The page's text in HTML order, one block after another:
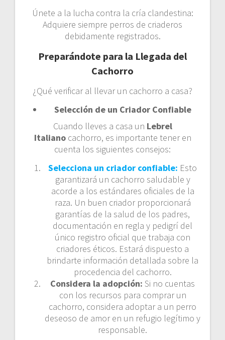
Únete a la lucha contra la cría clandestina:
Adquiere siempre perros de criaderos
debidamente registrados.
Preparándote para la Llegada del
Cachorro
¿Qué verificar al llevar un cachorro a casa?
Selección de un Criador Confiable
Cuando lleves a casa un Lebrel
Italianocachorro, es importante tener en
cuenta los siguientes consejos:
Selecciona un criador confiable: Esto
garantizará un cachorro saludable y
acorde a los estándares oficiales de la
raza. Un buen criador proporcionará
garantías de la salud de los padres,
documentación en regla y pedigrí del
único registro oficial que trabaja con
criadores éticos. Estará dispuesto a
brindarte información detallada sobre la
procedencia del cachorro.
Considera la adopción: Si no cuentas
con los recursos para comprar un
cachorro, considera adoptar a un perro
deseoso de amor en un refugio legítimo y
responsable.